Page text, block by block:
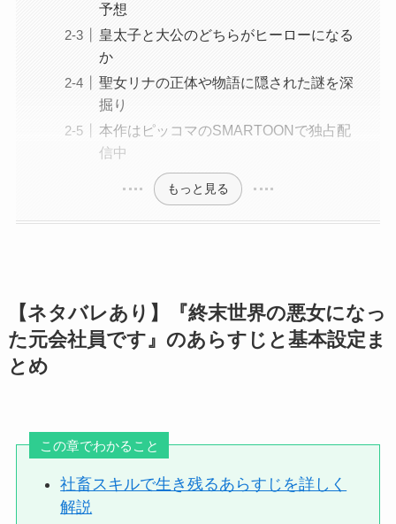
予想
皇太子と大公のどちらがヒーローになる
か
聖女リナの正体や物語に隠された謎を深
掘り
本作はピッコマのSMARTOONで独占配
信中
もっと見る
【ネタバレあり】『終末世界の悪女になっ
た元会社員です』のあらすじと基本設定ま
とめ
この章でわかること
社畜スキルで生き残るあらすじを詳しく
解説